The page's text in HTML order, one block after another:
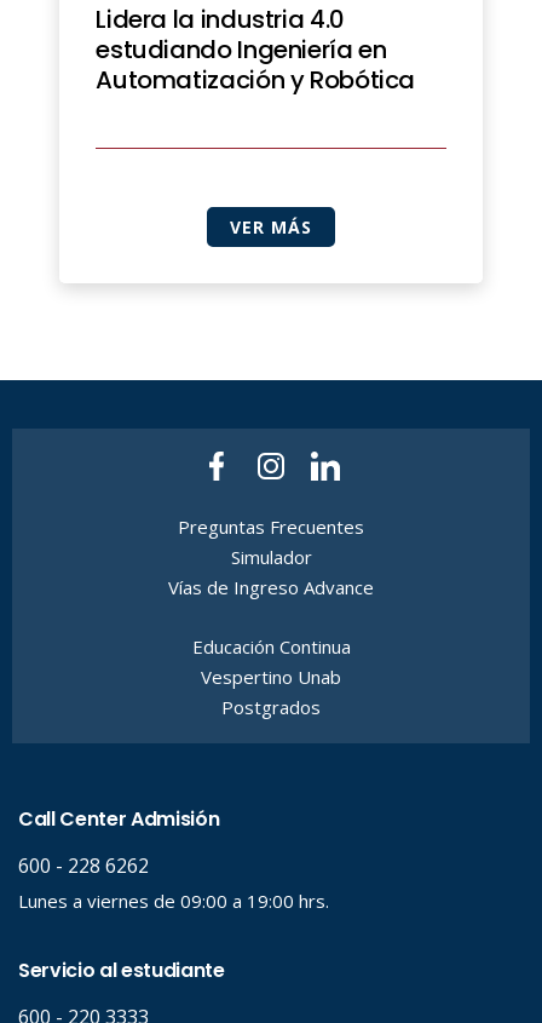
Lidera la industria 4.0
estudiando Ingeniería en
Automatización y Robótica
VER MÁS